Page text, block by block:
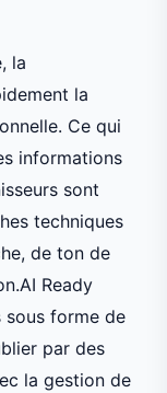
la
la
Ce qui
informations
sont
techniques
de ton de
Ready
sous forme de
par des
la gestion de